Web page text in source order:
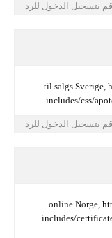
الدخول للرد
til salgs
الدخول للرد
online